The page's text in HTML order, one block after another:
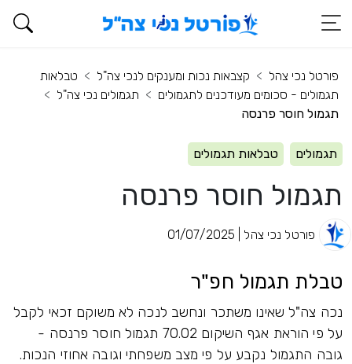
פורטל נכי צהל קצבאות נכות ומענקים לנכי צה"ל
טבלאות
תגמולים - סכומים מעודכנים לתגמולים
תגמולים נכי צה"ל
תגמול חוסר פרנסה
תגמולים טבלאות תגמולים
תגמול חוסר פרנסה
פורטל נכי צהל | 01/07/2025
טבלת תגמול חפ"ר
נכה צה"ל שאינו משתכר ונחשב לנכה לא משוקם זכאי לקבל
על פי הוראת אגף השיקום 70.02 תגמול חוסר פרנסה -
גובה התגמול נקבע על פי מצב משפחתי וגובה אחוזי הנכות.